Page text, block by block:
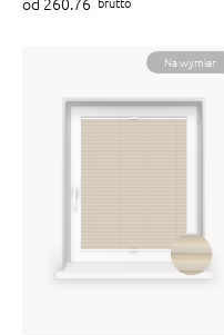
Na wymiar
zwijana MZN